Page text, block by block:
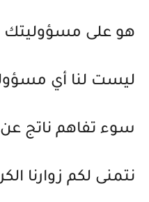
هو على
ليست لنا أي
سوء تفاهم ناتج عن